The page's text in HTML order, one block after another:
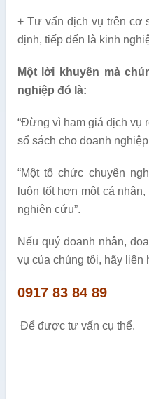
+ Tư vấn dịch vụ trên cơ
định, tiếp đến là kinh
Một lời khuyên mà
nghiệp đó là:
“Đừng vì ham giá dịch vụ
sổ sách cho doanh nghiệp
“Một tổ chức chuyên
luôn tốt hơn một cá
nghiên cứu”.
Nếu quý doanh nhân,
vụ của chúng tôi, hãy liên
0917 83 84 89
Để được tư vấn cụ thể.